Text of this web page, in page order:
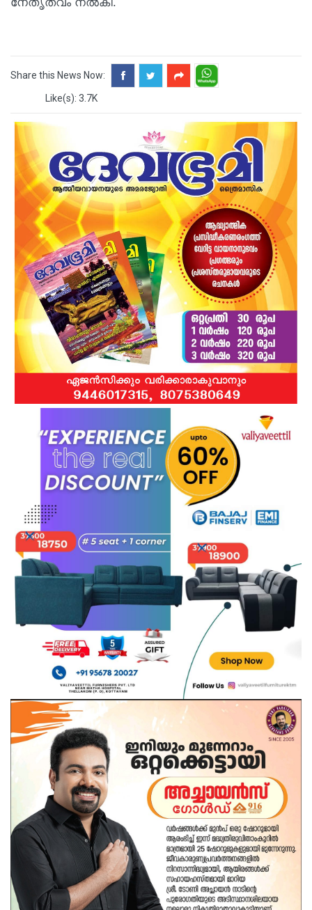
നേതൃത്വം നല്‍കി.
Share this News Now:
Like(s): 3.7K